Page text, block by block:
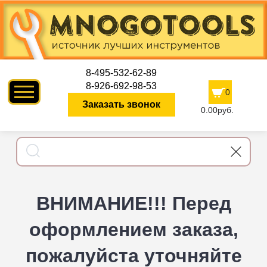
8-495-532-62-89
8-926-692-98-53
Заказать звонок
0
0.00руб.
ВНИМАНИЕ!!! Перед
оформлением заказа,
пожалуйста уточняйте